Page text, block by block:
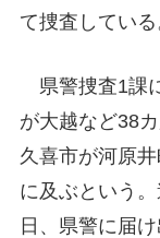
て捜査している
県警捜査1課
が大越など38
久喜市が河原
に及ぶという
日、県警に届け